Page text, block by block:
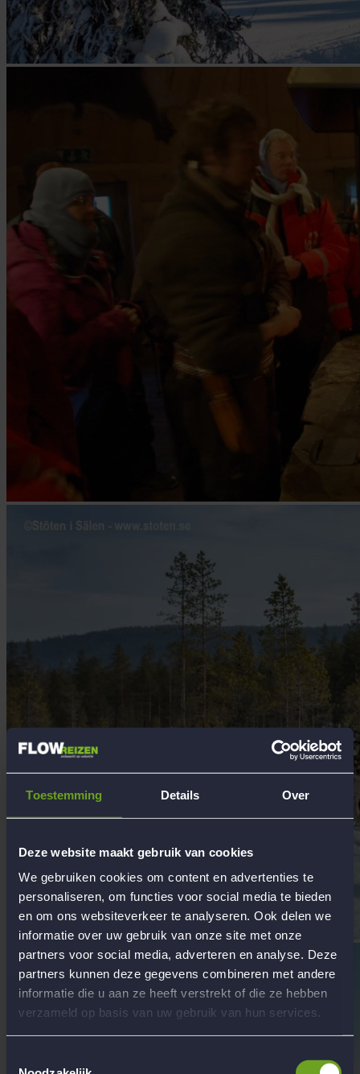
Toestemming Details Over
Deze website maakt gebruik van cookies
We gebruiken cookies om content en advertenties te
personaliseren, om functies voor social media te bieden
en om ons websiteverkeer te analyseren. Ook delen we
informatie over uw gebruik van onze site met onze
partners voor social media, adverteren en analyse. Deze
partners kunnen deze gegevens combineren met andere
informatie die u aan ze heeft verstrekt of die ze hebben
verzameld op basis van uw gebruik van hun services.